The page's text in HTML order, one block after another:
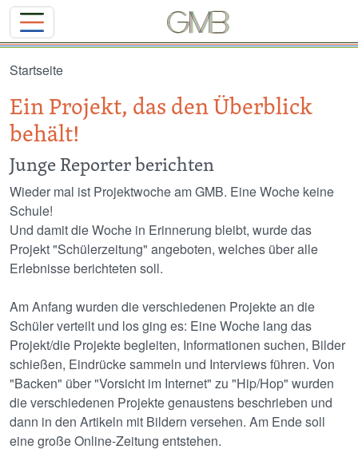
Startseite
Ein Projekt, das den Überblick
behält!
Junge Reporter berichten
Wieder mal ist Projektwoche am GMB. Eine Woche keine
Schule!
Und damit die Woche in Erinnerung bleibt, wurde das
Projekt "Schülerzeitung" angeboten, welches über alle
Erlebnisse berichteten soll.
Am Anfang wurden die verschiedenen Projekte an die
Schüler verteilt und los ging es: Eine Woche lang das
Projekt/die Projekte begleiten, Informationen suchen, Bilder
schießen, Eindrücke sammeln und Interviews führen. Von
"Backen" über "Vorsicht im Internet" zu "Hip/Hop" wurden
die verschiedenen Projekte genaustens beschrieben und
dann in den Artikeln mit Bildern versehen. Am Ende soll
eine große Online-Zeitung entstehen.